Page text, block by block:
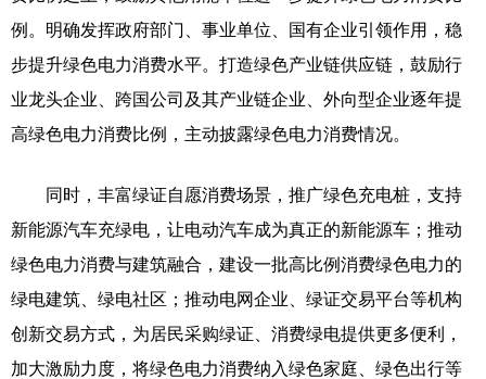
例。明确发挥政府部门、事业单位、国有企业引领作用，稳
步提升绿色电力消费水平。打造绿色产业链供应链，鼓励行
业龙头企业、跨国公司及其产业链企业、外向型企业逐年提
高绿色电力消费比例，主动披露绿色电力消费情况。
同时，丰富绿证自愿消费场景，推广绿色充电桩，支持
新能源汽车充绿电，让电动汽车成为真正的新能源车；推动
绿色电力消费与建筑融合，建设一批高比例消费绿色电力的
绿电建筑、绿电社区；推动电网企业、绿证交易平台等机构
创新交易方式，为居民采购绿证、消费绿电提供更多便利，
加大激励力度，将绿色电力消费纳入绿色家庭、绿色出行等